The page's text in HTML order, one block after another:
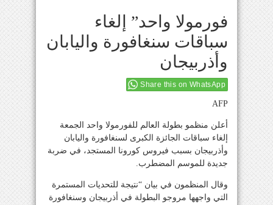
فورمولا واحد” إلغاء
سباقات سنغافورة واليابان
وأذربيجان
Share this on WhatsApp
AFP
أعلن منظمو بطولة العالم للفورمولا واحد الجمعة
إلغاء سباقات الجائزة الكبرى لسنغافورة واليابان
وأذربيجان بسبب فيروس كورونا المستجد، في ضربة
جديدة للموسم المضطرب.
وقال المنظمون في بيان “نتيجة للتحديات المستمرة
التي واجهها مروجو البطولة في أذربيجان وسنغافورة